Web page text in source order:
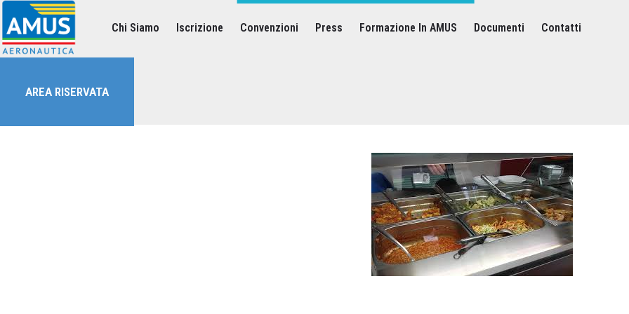
Associazione dei Militari Uniti in Sindacato - AMUS Aeronautica
Chi Siamo Iscrizione Convenzioni Press Formazione In AMUS Documenti Contatti
AREA RISERVATA